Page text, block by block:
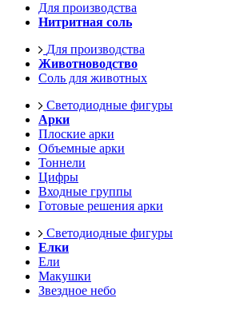
Для производства
Нитритная соль
Для производства
Животноводство
Соль для животных
Светодиодные фигуры
Арки
Плоские арки
Объемные арки
Тоннели
Цифры
Входные группы
Готовые решения арки
Светодиодные фигуры
Елки
Ели
Макушки
Звездное небо